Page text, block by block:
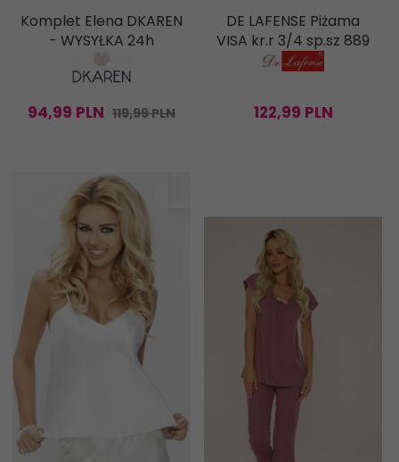
Komplet Elena DKAREN
- WYSYŁKA 24h
94,99 PLN 119,99 PLN
DE LAFENSE Piżama
VISA kr.r 3/4 sp.sz 889
122,99 PLN